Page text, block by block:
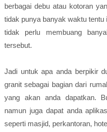
berbagai debu atau kotoran
tidak punya banyak waktu
tidak perlu membuang
tersebut.
Jadi untuk apa anda berpikir
granit sebagai bagian dari
yang akan anda dapatkan.
namun juga dapat anda
seperti masjid, perkantoran,